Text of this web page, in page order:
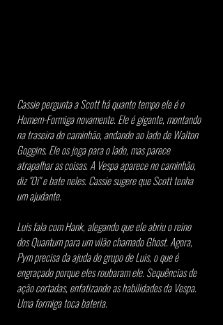
Cassie pergunta a Scott há quanto tempo ele é o
Homem-Formiga novamente. Ele é gigante, montando
na traseira do caminhão, andando ao lado de Walton
Goggins. Ele os joga para o lado, mas parece
atrapalhar as coisas. A Vespa aparece no caminhão,
diz "Oi" e bate neles. Cassie sugere que Scott tenha
um ajudante.
Luis fala com Hank, alegando que ele abriu o reino
dos Quantum para um vilão chamado Ghost. Agora,
Pym precisa da ajuda do grupo de Luis, o que é
engraçado porque eles roubaram ele. Sequências de
ação cortadas, enfatizando as habilidades da Vespa.
Uma formiga toca bateria.